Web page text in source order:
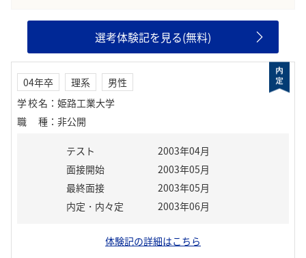
選考体験記を見る(無料)
04年卒 理系
男性
学校名 ： 姫路工業大学
職種 ： 非公開
テスト
2003年04月
面接開始
2003年05月
最終面接
2003年05月
内定・内々定
2003年06月
体験記の詳細はこちら